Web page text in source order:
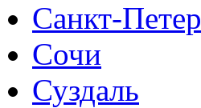
Санкт-
Сочи
Суздаль